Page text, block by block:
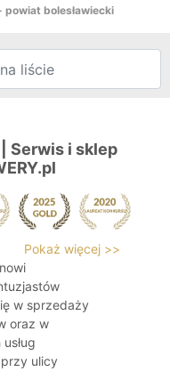
bolesławiecki
| Serwis i sklep
Pokaż więcej >>
w sprzedaży
oraz w
ulicy